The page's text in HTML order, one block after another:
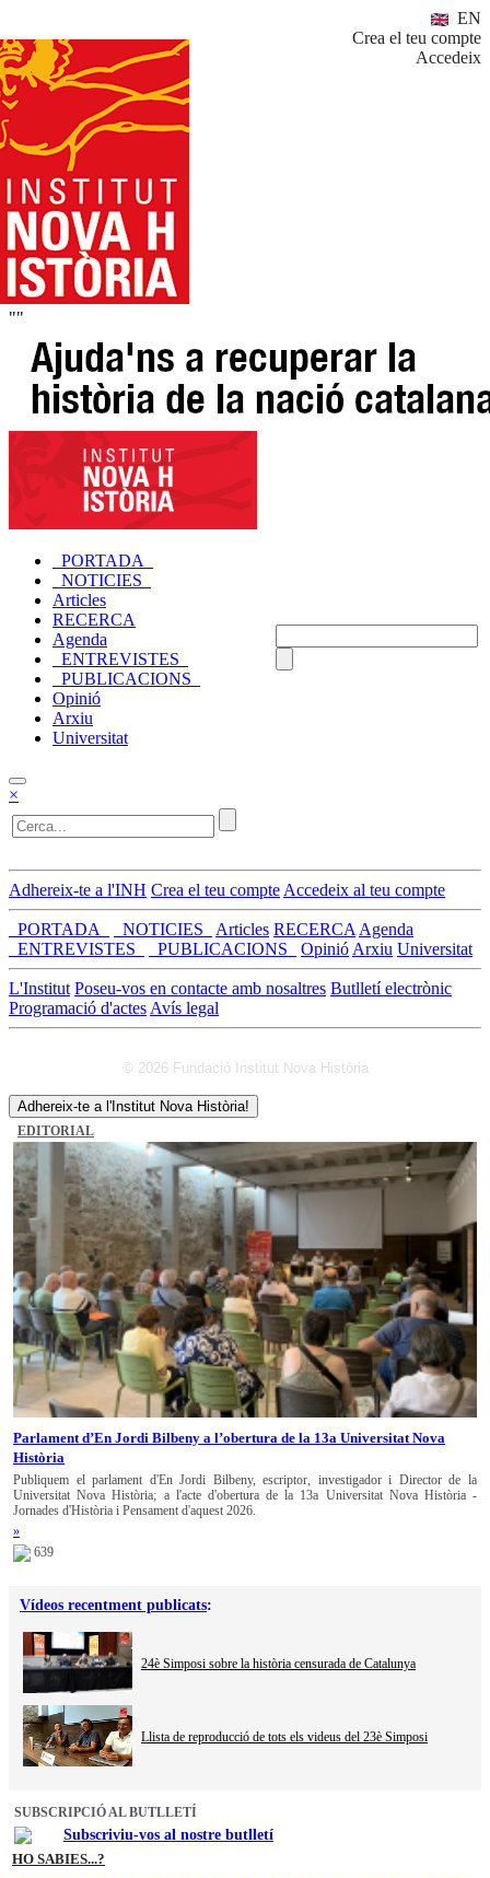
EN
Crea el teu compte
Accedeix
""
_PORTADA_
_NOTICIES_
Articles
RECERCA
Agenda
_ENTREVISTES_
_PUBLICACIONS_
Opinió
Arxiu
Universitat
×
Adhereix-te a l'INH Crea el teu compte Accedeix al teu compte
_PORTADA_ _NOTICIES_ Articles RECERCA Agenda
_ENTREVISTES_
_PUBLICACIONS_ Opinió Arxiu Universitat
L'Institut Poseu-vos en contacte amb nosaltres Butlletí electrònic
Programació d'actes Avís legal
© 2026 Fundació Institut Nova Història
Adhereix-te a l'Institut Nova Història!
EDITORIAL
Parlament d’En Jordi Bilbeny a l’obertura de la 13a Universitat Nova
Història
Publiquem el parlament d'En Jordi Bilbeny, escriptor, investigador i Director de la
Universitat Nova Història; a l'acte d'obertura de la 13a Universitat Nova Història -
Jornades d'Història i Pensament d'aquest 2026.
»
639
Vídeos recentment publicats:
24è Simposi sobre la història censurada de Catalunya
Llista de reproducció de tots els videus del 23è Simposi
SUBSCRIPCIÓ AL BUTLLETÍ
Subscriviu-vos al nostre butlletí
HO SABIES...?